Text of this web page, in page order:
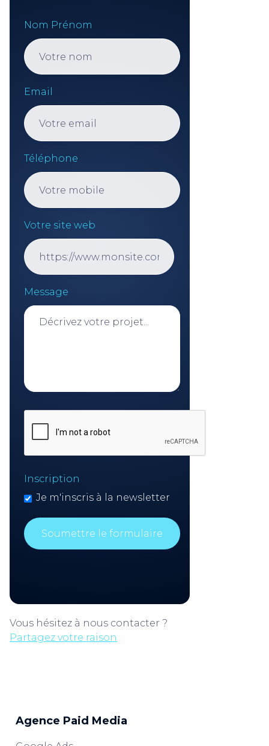
Nom Prénom
Email
Téléphone
Votre site web
Message
Inscription
Je m'inscris à la newsletter
Vous hésitez à nous contacter ?
Partagez votre raison
Agence Paid Media